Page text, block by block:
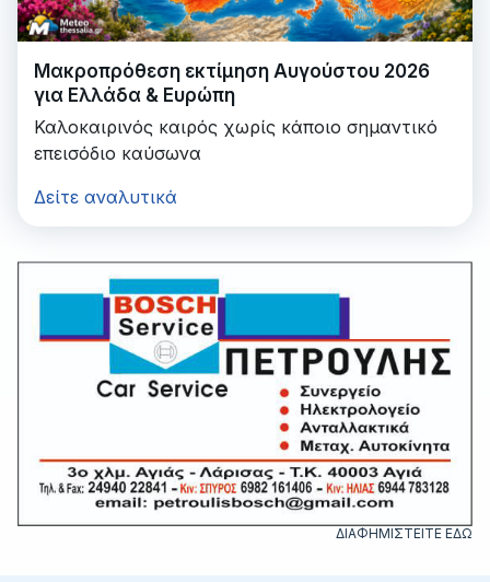
Μακροπρόθεση εκτίμηση Αυγούστου 2026
για Ελλάδα & Ευρώπη
Καλοκαιρινός καιρός χωρίς κάποιο σημαντικό
επεισόδιο καύσωνα
Δείτε αναλυτικά
ΔΙΑΦΗΜΙΣΤΕΙΤΕ ΕΔΩ